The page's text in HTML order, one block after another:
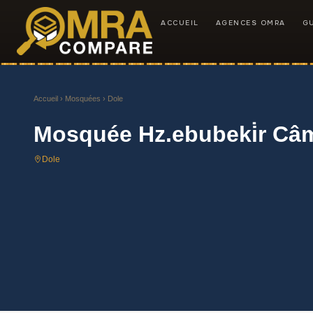
ACCUEIL AGENCES OMRA
Accueil › Mosquées › Dole
Mosquée Hz.ebubeki̇r
Dole